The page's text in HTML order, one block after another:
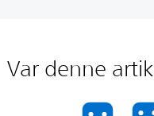
Var denne